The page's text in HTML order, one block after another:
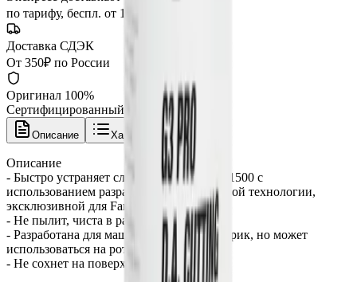
по тарифу, беспл. от 15 000 ₽
Доставка СДЭК
От 350₽ по России
Оригинал 100%
Сертифицированный товар
Описание Характеристики
Описание
- Быстро устраняет следы шлифования P1500 с
использованием разработанной абразивной технологии,
эксклюзивной для Farécla.
- Не пылит, чиста в работе
- Разработана для машинки типа эксцентрик, но может
использоваться на роторе
- Не сохнет на поверхности